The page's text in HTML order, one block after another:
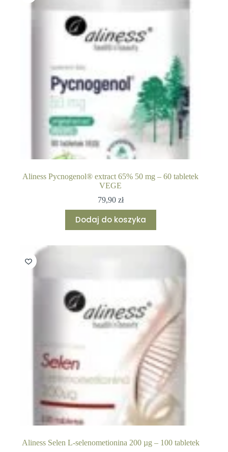
Aliness Pycnogenol® extract 65% 50 mg – 60 tabletek
VEGE
79,90 zł
Dodaj do koszyka
Aliness Selen L-selenometionina 200 µg – 100 tabletek